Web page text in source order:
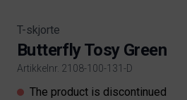
T-skjorte
Butterfly Tosy Green
Artikkelnr. 2108-100-131-D
Product information
The product is discontinued